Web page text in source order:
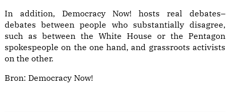
In addition, Democracy Now! hosts real debates–
debates between people who substantially disagree,
such as between the White House or the Pentagon
spokespeople on the one hand, and grassroots activists
on the other.
Bron: Democracy Now!